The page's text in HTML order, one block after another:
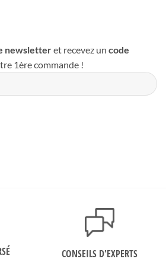
newsletteret recevez un code
1ère commande !
CONSEILS D'EXPERTS